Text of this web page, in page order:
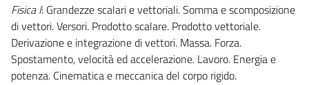
Fisica I: Grandezze scalari e vettoriali. Somma e scomposizione
di vettori. Versori. Prodotto scalare. Prodotto vettoriale.
Derivazione e integrazione di vettori. Massa. Forza.
Spostamento, velocità ed accelerazione. Lavoro. Energia e
potenza. Cinematica e meccanica del corpo rigido.